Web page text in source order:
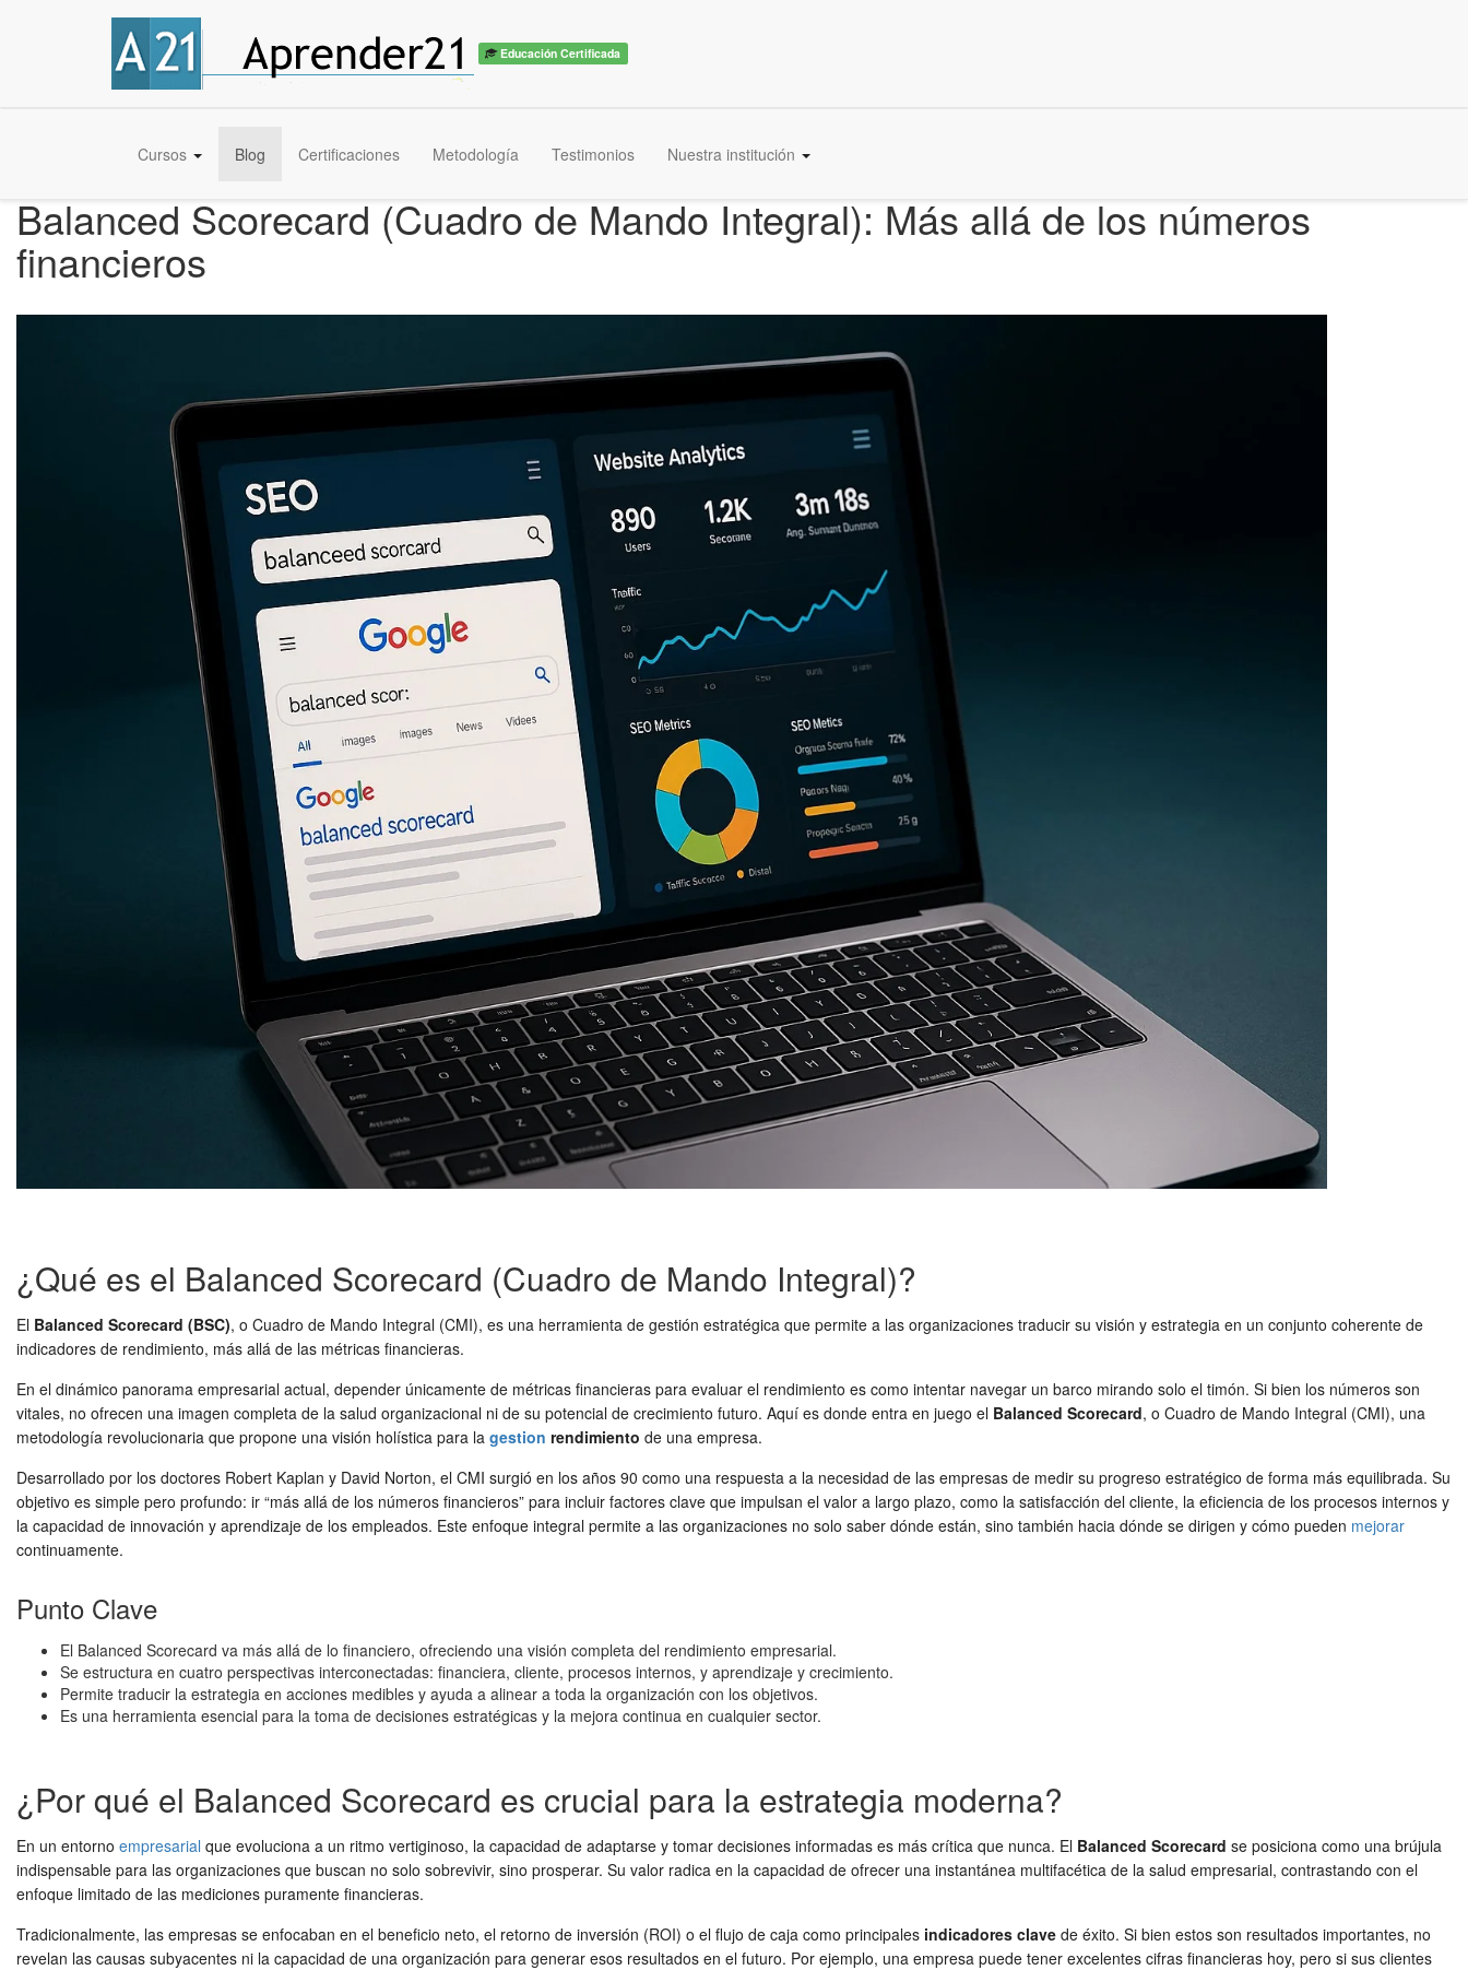
Educación Certificada
Cursos Blog Certificaciones Metodología Testimonios Nuestra institución
Balanced Scorecard (Cuadro de Mando Integral): Más allá de los números
financieros
¿Qué es el Balanced Scorecard (Cuadro de Mando Integral)?
El Balanced Scorecard (BSC), o Cuadro de Mando Integral (CMI), es una herramienta de gestión estratégica que permite a las organizaciones traducir su visión y estrategia en un conjunto coherente de
indicadores de rendimiento, más allá de las métricas financieras.
En el dinámico panorama empresarial actual, depender únicamente de métricas financieras para evaluar el rendimiento es como intentar navegar un barco mirando solo el timón. Si bien los números son
vitales, no ofrecen una imagen completa de la salud organizacional ni de su potencial de crecimiento futuro. Aquí es donde entra en juego el Balanced Scorecard, o Cuadro de Mando Integral (CMI), una
metodología revolucionaria que propone una visión holística para la gestion rendimiento de una empresa.
Desarrollado por los doctores Robert Kaplan y David Norton, el CMI surgió en los años 90 como una respuesta a la necesidad de las empresas de medir su progreso estratégico de forma más equilibrada. Su
objetivo es simple pero profundo: ir “más allá de los números financieros” para incluir factores clave que impulsan el valor a largo plazo, como la satisfacción del cliente, la eficiencia de los procesos internos y
la capacidad de innovación y aprendizaje de los empleados. Este enfoque integral permite a las organizaciones no solo saber dónde están, sino también hacia dónde se dirigen y cómo pueden mejorar
continuamente.
Punto Clave
El Balanced Scorecard va más allá de lo financiero, ofreciendo una visión completa del rendimiento empresarial.
Se estructura en cuatro perspectivas interconectadas: financiera, cliente, procesos internos, y aprendizaje y crecimiento.
Permite traducir la estrategia en acciones medibles y ayuda a alinear a toda la organización con los objetivos.
Es una herramienta esencial para la toma de decisiones estratégicas y la mejora continua en cualquier sector.
¿Por qué el Balanced Scorecard es crucial para la estrategia moderna?
En un entorno empresarial que evoluciona a un ritmo vertiginoso, la capacidad de adaptarse y tomar decisiones informadas es más crítica que nunca. El Balanced Scorecard se posiciona como una brújula
indispensable para las organizaciones que buscan no solo sobrevivir, sino prosperar. Su valor radica en la capacidad de ofrecer una instantánea multifacética de la salud empresarial, contrastando con el
enfoque limitado de las mediciones puramente financieras.
Tradicionalmente, las empresas se enfocaban en el beneficio neto, el retorno de inversión (ROI) o el flujo de caja como principales indicadores clave de éxito. Si bien estos son resultados importantes, no
revelan las causas subyacentes ni la capacidad de una organización para generar esos resultados en el futuro. Por ejemplo, una empresa puede tener excelentes cifras financieras hoy, pero si sus clientes